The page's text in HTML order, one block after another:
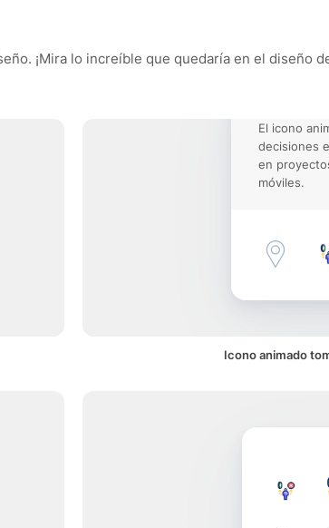
¡Mira lo increíble que quedaría en el diseño
El icono
decisiones
en
móviles.
Icono animado